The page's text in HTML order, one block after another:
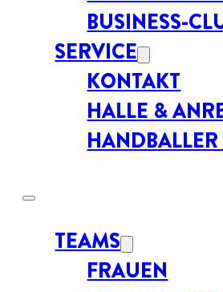
BUSINESS-
SERVICE
KONTAKT
HALLE &
TEAMS
FRAUEN